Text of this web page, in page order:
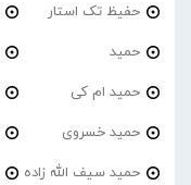
حفیظ تک استار
حمید
حمید ام کی
حمید خسروی
حمید سیف الله زاده